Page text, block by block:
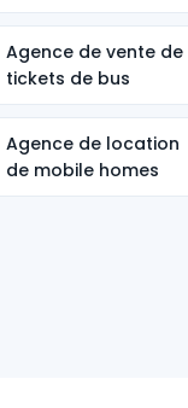
Agence de vente de
tickets de bus
Agence de location
de mobile homes